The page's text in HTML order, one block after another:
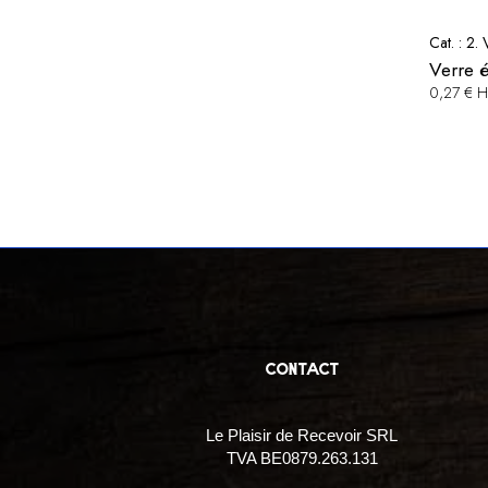
Cat. : 2.
Verre
0,27 €
contact
Le Plaisir de Recevoir SRL
TVA BE0879.263.131